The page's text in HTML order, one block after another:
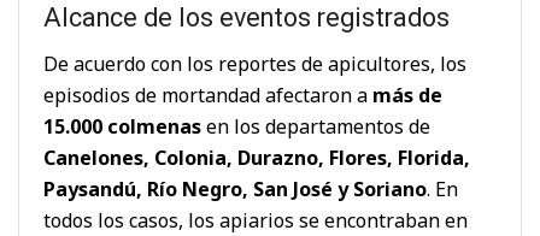
Alcance de los eventos registrados
De acuerdo con los reportes de apicultores, los
episodios de mortandad afectaron a más de
15.000 colmenasen los departamentos de
Canelones, Colonia, Durazno, Flores, Florida,
Paysandú, Río Negro, San José y Soriano. En
todos los casos, los apiarios se encontraban en